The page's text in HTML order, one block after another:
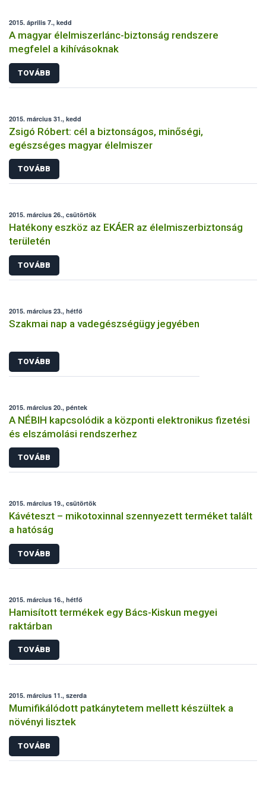
2015. április 7., kedd
A magyar élelmiszerlánc-biztonság rendszere
megfelel a kihívásoknak
TOVÁBB
2015. március 31., kedd
Zsigó Róbert: cél a biztonságos, minőségi,
egészséges magyar élelmiszer
TOVÁBB
2015. március 26., csütörtök
Hatékony eszköz az EKÁER az élelmiszerbiztonság
területén
TOVÁBB
2015. március 23., hétfő
Szakmai nap a vadegészségügy jegyében
TOVÁBB
2015. március 20., péntek
A NÉBIH kapcsolódik a központi elektronikus fizetési
és elszámolási rendszerhez
TOVÁBB
2015. március 19., csütörtök
Kávéteszt – mikotoxinnal szennyezett terméket talált
a hatóság
TOVÁBB
2015. március 16., hétfő
Hamisított termékek egy Bács-Kiskun megyei
raktárban
TOVÁBB
2015. március 11., szerda
Mumifikálódott patkánytetem mellett készültek a
növényi lisztek
TOVÁBB